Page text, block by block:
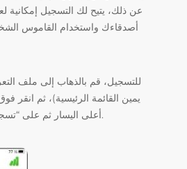
عن ذلك، يتيح لك التسجيل إمكانية
أصدقاءك واستخدام القاموس
للتسجيل، قم بالذهاب إلى ملف
يمين القائمة الرئيسية)، ثم انقر
أعلى اليسار ثم على “تسجيل” في الجزء السفلي.